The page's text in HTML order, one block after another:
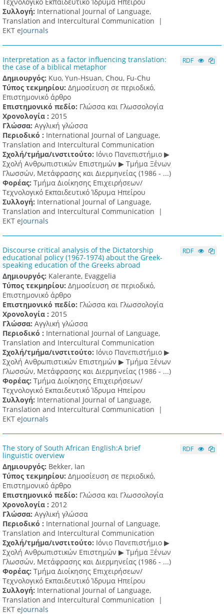
Συλλογή: International Journal of Language,
Translation and Intercultural Communication |
ΕΚΤ eJournals
Interpretation as a factor influencing translation:
the case of a biblical metaphor
Δημιουργός: Kuo, Yun-Hsuan, Chou, Fu-Chu
Τύπος τεκμηρίου: Δημοσίευση σε περιοδικό,
Επιστημονικό άρθρο
Επιστημονικό πεδίο: Γλώσσα και Γλωσσολογία
Χρονολογία : 2015
Γλώσσα: Αγγλική γλώσσα
Περιοδικό : International Journal of Language,
Translation and Intercultural Communication
Σχολή/τμήμα/ινστιτούτο: Ιόνιο Πανεπιστήμιο ▶
Σχολή Ανθρωπιστικών Επιστημών ▶ Tμήμα Ξένων
Γλωσσών, Mετάφρασης και Διερμηνείας (1986 - ...)
Φορέας: Τμήμα Διοίκησης Επιχειρήσεων/
Τεχνολογικό Εκπαιδευτικό Ίδρυμα Ηπείρου
Συλλογή: International Journal of Language,
Translation and Intercultural Communication |
ΕΚΤ eJournals
RDF
Discourse critical analysis of the Dictatorship
educational policy (1967-1974) about the Greek-
speaking education of the Greeks abroad
Δημιουργός: Kalerante, Evaggelia
Τύπος τεκμηρίου: Δημοσίευση σε περιοδικό,
Επιστημονικό άρθρο
Επιστημονικό πεδίο: Γλώσσα και Γλωσσολογία
Χρονολογία : 2015
Γλώσσα: Αγγλική γλώσσα
Περιοδικό : International Journal of Language,
Translation and Intercultural Communication
Σχολή/τμήμα/ινστιτούτο: Ιόνιο Πανεπιστήμιο ▶
Σχολή Ανθρωπιστικών Επιστημών ▶ Tμήμα Ξένων
Γλωσσών, Mετάφρασης και Διερμηνείας (1986 - ...)
Φορέας: Τμήμα Διοίκησης Επιχειρήσεων/
Τεχνολογικό Εκπαιδευτικό Ίδρυμα Ηπείρου
Συλλογή: International Journal of Language,
Translation and Intercultural Communication |
ΕΚΤ eJournals
RDF
The story of South African English:A brief
linguistic overview
Δημιουργός: Bekker, Ian
Τύπος τεκμηρίου: Δημοσίευση σε περιοδικό,
Επιστημονικό άρθρο
Επιστημονικό πεδίο: Γλώσσα και Γλωσσολογία
Χρονολογία : 2012
Γλώσσα: Αγγλική γλώσσα
Περιοδικό : International Journal of Language,
Translation and Intercultural Communication
Σχολή/τμήμα/ινστιτούτο: Ιόνιο Πανεπιστήμιο ▶
Σχολή Ανθρωπιστικών Επιστημών ▶ Tμήμα Ξένων
Γλωσσών, Mετάφρασης και Διερμηνείας (1986 - ...)
Φορέας: Τμήμα Διοίκησης Επιχειρήσεων/
Τεχνολογικό Εκπαιδευτικό Ίδρυμα Ηπείρου
Συλλογή: International Journal of Language,
Translation and Intercultural Communication |
ΕΚΤ eJournals
RDF